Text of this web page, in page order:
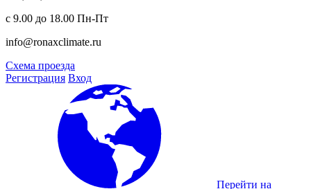
с 9.00 до 18.00 Пн-Пт
info@ronaxclimate.ru
Схема проезда
Регистрация Вход
Перейти на